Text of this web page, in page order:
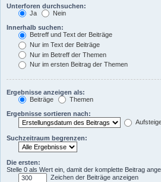
Unterforen durchsuchen:
Ja
Nein
Innerhalb suchen:
Betreff und Text der Beiträge
Nur im Text der Beiträge
Nur im Betreff der Themen
Nur im ersten Beitrag der Themen
Ergebnisse anzeigen als:
Beiträge
Themen
Ergebnisse sortieren nach:
Suchzeitraum begrenzen:
Die ersten:
Stelle 0 als Wert ein, damit der komplette Beitrag
Zeichen der Beiträge anzeigen